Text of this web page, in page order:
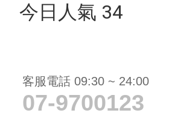
今日人氣 34
客服電話 09:30 ~ 24:00
07-9700123